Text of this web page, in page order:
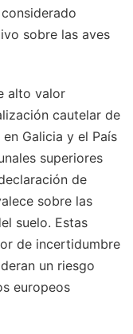
sobre las aves
alto valor
cautelar de
Galicia y el País
superiores
de
sobre las
suelo. Estas
de incertidumbre
un riesgo
europeos